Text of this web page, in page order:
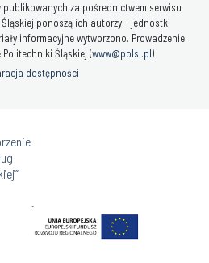
za pośrednictwem serwisu
ponoszą ich autorzy - jednostki
informacyjne wytworzono. Prowadzenie:
Śląskiej (www@polsl.pl)
dostępności